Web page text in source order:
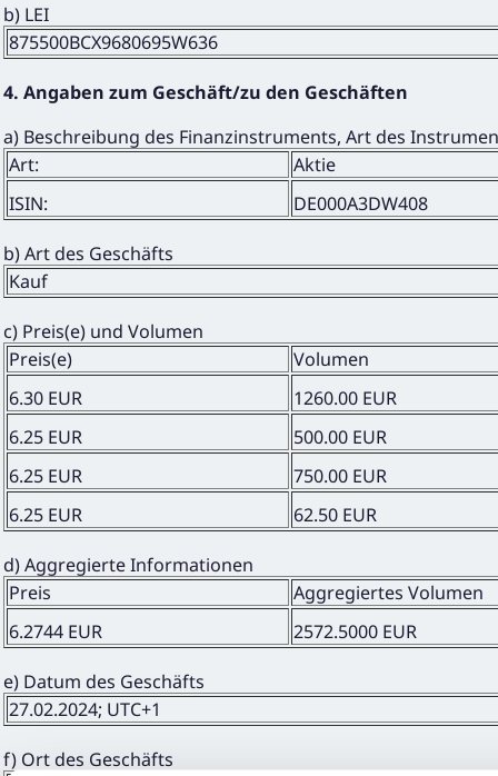
b) LEI
875500BCX9680695W636
4. Angaben zum Geschäft/zu den Geschäften
a) Beschreibung des Finanzinstruments, Art des
Art:
Aktie
ISIN:
DE000A3DW408
b) Art des Geschäfts
Kauf
c) Preis(e) und Volumen
Preis(e)
Volumen
6.30 EUR
1260.00 EUR
6.25 EUR
500.00 EUR
6.25 EUR
750.00 EUR
6.25 EUR
62.50 EUR
d) Aggregierte Informationen
Preis
Aggregiertes Volumen
6.2744 EUR
2572.5000 EUR
e) Datum des Geschäfts
27.02.2024; UTC+1
f) Ort des Geschäfts